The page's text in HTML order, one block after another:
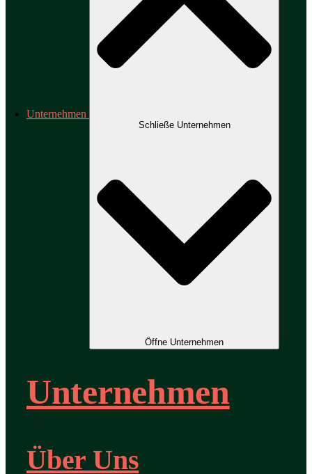
Unternehmen
Schließe Unternehmen
Öffne Unternehmen
Unternehmen
Über Uns